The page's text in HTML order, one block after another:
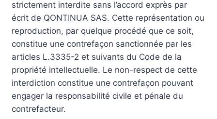
strictement interdite sans l’accord exprès par
écrit de QONTINUA SAS. Cette représentation ou
reproduction, par quelque procédé que ce soit,
constitue une contrefaçon sanctionnée par les
articles L.3335-2 et suivants du Code de la
propriété intellectuelle. Le non-respect de cette
interdiction constitue une contrefaçon pouvant
engager la responsabilité civile et pénale du
contrefacteur.